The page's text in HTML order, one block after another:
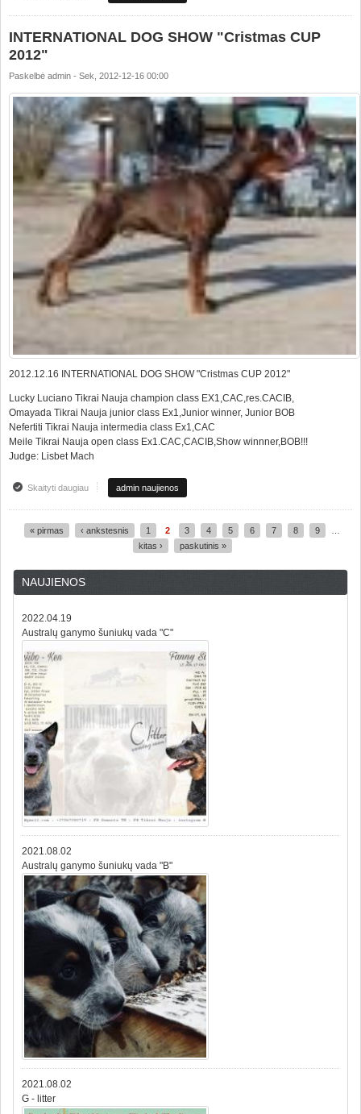
INTERNATIONAL DOG SHOW "Cristmas CUP
2012"
Paskelbė admin - Sek, 2012-12-16 00:00
2012.12.16 INTERNATIONAL DOG SHOW "Cristmas CUP 2012"
Lucky Luciano Tikrai Nauja champion class EX1,CAC,res.CACIB,
Omayada Tikrai Nauja junior class Ex1,Junior winner, Junior BOB
Nefertiti Tikrai Nauja intermedia class Ex1,CAC
Meile Tikrai Nauja open class Ex1.CAC,CACIB,Show winnner,BOB!!!
Judge: Lisbet Mach
Skaityti daugiauapie INTERNATIONAL DOG SHOW "Cristmas CUP 2012"
admin naujienos
« pirmas ‹ ankstesnis 1 2 3 4 5 6 7 8 9
kitas ›
paskutinis »
NAUJIENOS
2022.04.19
Australų ganymo šuniukų vada "C"
2021.08.02
Australų ganymo šuniukų vada "B"
2021.08.02
G - litter